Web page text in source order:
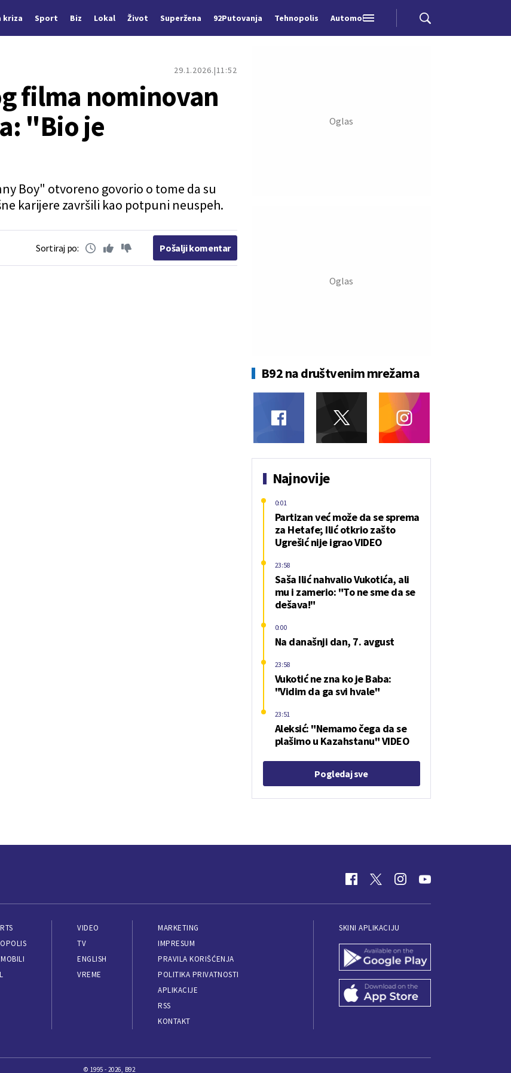
kriza Sport Biz Lokal Život Superžena 92Putovanja Tehnopolis Automobili
29.1.2026. 11:52
filma nominovan
"Bio je
Boy" otvoreno govorio o tome da su
karijere završili kao potpuni neuspeh.
Sortiraj po: Pošalji komentar
B92 na društvenim mrežama
Najnovije
Partizan već može da se sprema
za Hetafe; Ilić otkrio zašto
Ugrešić nije igrao VIDEO
0:01
Saša Ilić nahvalio Vukotića, ali
mu i zamerio: "To ne sme da se
dešava!"
23:58
Na današnji dan, 7. avgust
0:00
Vukotić ne zna ko je Baba:
"Vidim da ga svi hvale"
23:58
Aleksić: "Nemamo čega da se
plašimo u Kazahstanu" VIDEO
23:51
Pogledaj sve
VIDEO
TV
ENGLISH
VREME
MARKETING
IMPRESUM
PRAVILA KORIŠĆENJA
POLITIKA PRIVATNOSTI
APLIKACIJE
RSS
KONTAKT
SKINI APLIKACIJU
© 1995 - 2026, B92